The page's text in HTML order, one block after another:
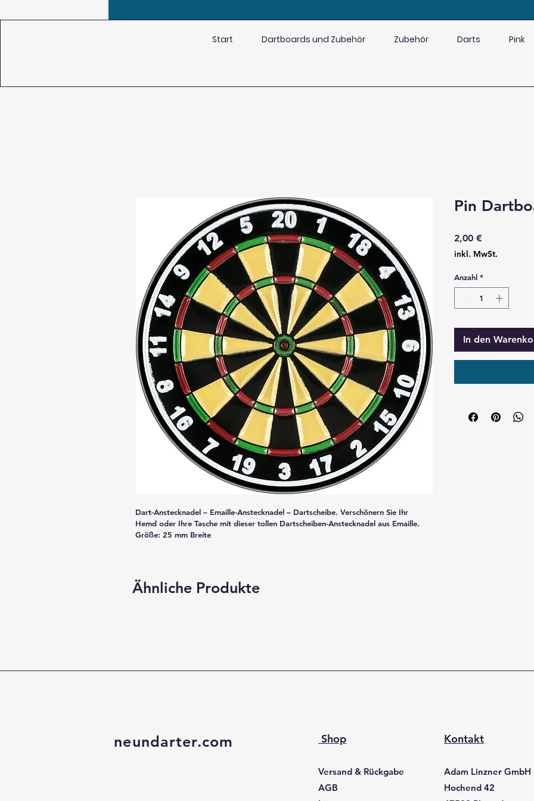
Start Dartboards und Zubehör Zubehör Darts Pink
Dart-Anstecknadel – Emaille-Anstecknadel – Dartscheibe. Verschönern Sie Ihr
Hemd oder Ihre Tasche mit dieser tollen Dartscheiben-Anstecknadel aus Emaille.
Größe: 25 mm Breite
Pin
2,00 €
inkl. MwSt.
Anzahl *
In den
Ähnliche Produkte
neundarter.com Shop
Versand & Rückgabe
AGB
Kontakt
Adam Linzner GmbH
Hochend 42